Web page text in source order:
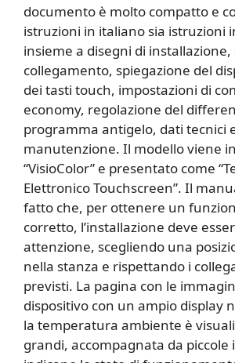
documento è molto compatto e
istruzioni in italiano sia istruzioni
insieme a disegni di installazione,
collegamento, spiegazione del
dei tasti touch, impostazioni di
economy, regolazione del
programma antigelo, dati tecnici
manutenzione. Il modello viene
“VisioColor” e presentato come
Elettronico Touchscreen”. Il
fatto che, per ottenere un
corretto, l’installazione deve
attenzione, scegliendo una
nella stanza e rispettando i
previsti. La pagina con le
dispositivo con un ampio display
la temperatura ambiente è
grandi, accompagnata da piccole